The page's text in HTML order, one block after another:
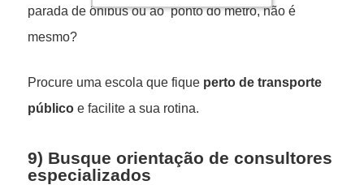
parada de ônibus ou ao ponto do metrô, não é
mesmo?
Procure uma escola que fique perto de transporte
públicoe facilite a sua rotina.
9) Busque orientação de consultores
especializados